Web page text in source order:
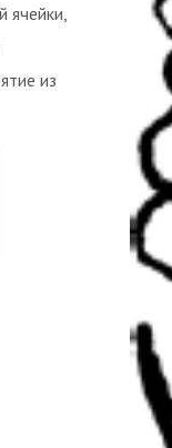
из